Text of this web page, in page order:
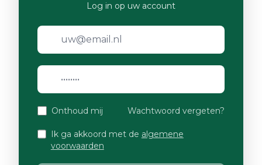
Log in op uw account
Onthoud mij Wachtwoord vergeten?
Ik ga akkoord met de algemene
voorwaarden